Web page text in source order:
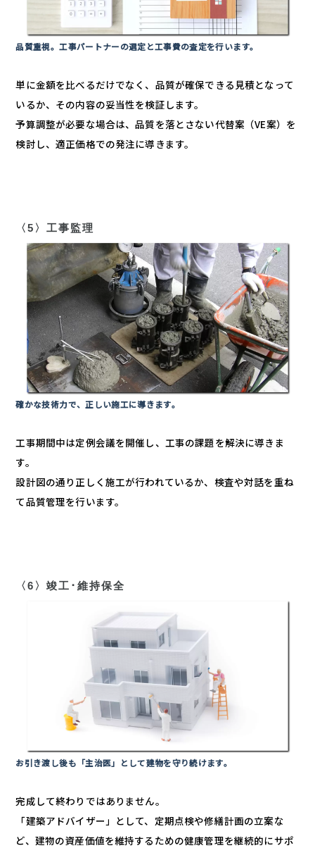
品質重視。工事パートナーの選定と工事費の査定を行います。
単に金額を比べるだけでなく、品質が確保できる見積となって
いるか、その内容の妥当性を検証します。
予算調整が必要な場合は、品質を落とさない代替案（VE案）を
検討し、適正価格での発注に導きます。
〈5〉工事監理
確かな技術力で、正しい施工に導きます。
工事期間中は定例会議を開催し、工事の課題を解決に導きま
す。
設計図の通り正しく施工が行われているか、検査や対話を重ね
て品質管理を行います。
〈6〉竣工･維持保全
お引き渡し後も「主治医」として建物を守り続けます。
完成して終わりではありません。
「建築アドバイザー」として、定期点検や修繕計画の立案な
ど、建物の資産価値を維持するための健康管理を継続的にサポ